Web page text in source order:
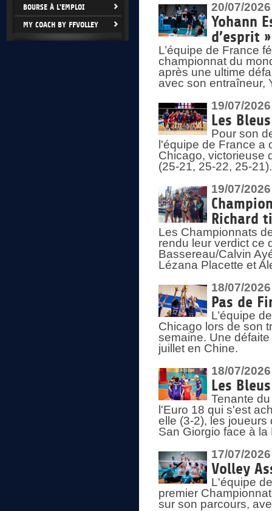
BOURSE À L'EMPLOI
MY COACH BY FFVOLLEY
20/07/2026
Yohann
d’esprit »
L’équipe de France
championnat du
après une ultime
avec son entraîneur,
19/07/2026
Les
Pour son
l'équipe de France a
Chicago, victorieuse
(25-21, 25-22, 25-
19/07/2026
Richard
Les Championnats
rendu leur verdict ce
Bassereau/Calvin
Lézana Placette et
18/07/2026
Pas de
L’équipe
Chicago lors de son
semaine. Une
juillet en Chine.
18/07/2026
Les
Tenante
l'Euro 18 qui s'est
elle (3-2), les
San Giorgio face à la
17/07/2026
Volley
L'équipe
premier
sur son parcours,